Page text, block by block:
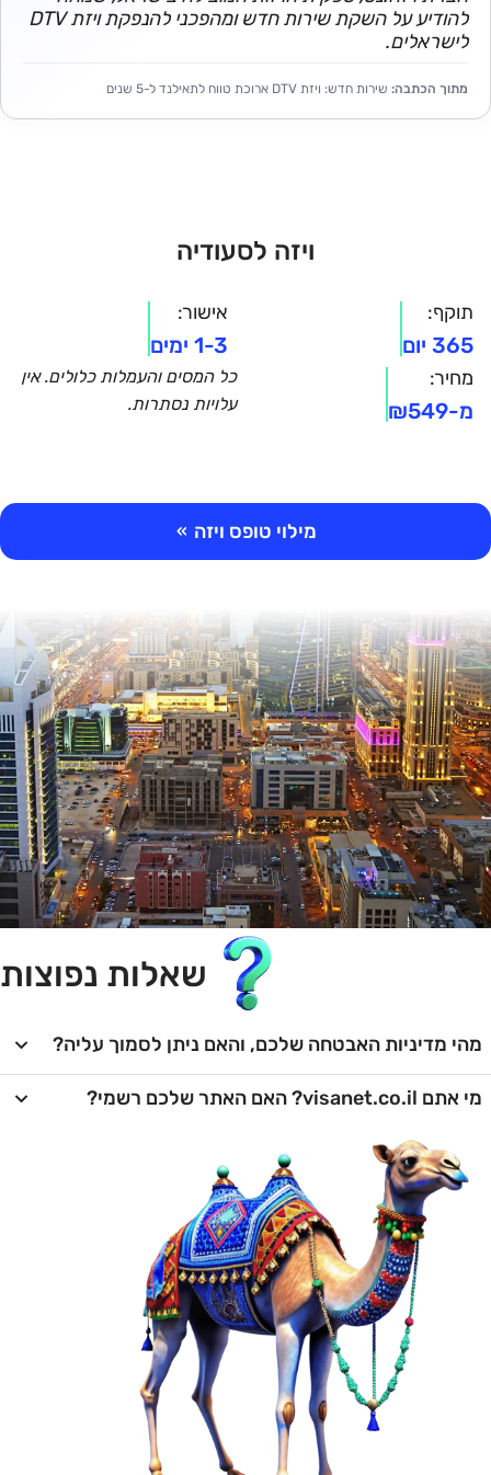
להודיע על השקת שירות חדש ומהפכני להנפקת ויזת DTV
לישראלים.
מתוך הכתבה: שירות חדש: ויזת DTV ארוכת טווח לתאילנד ל-5 שנים
ויזה לסעודיה
תוקף:
365 יום
אישור:
1-3 ימים
מחיר:
מ-₪549
כל המסים והעמלות כלולים. אין
עלויות נסתרות.
מילוי טופס ויזה »
שאלות נפוצות
מהי מדיניות האבטחה שלכם, והאם ניתן לסמוך עליה?
מי אתם visanet.co.il? האם האתר שלכם רשמי?